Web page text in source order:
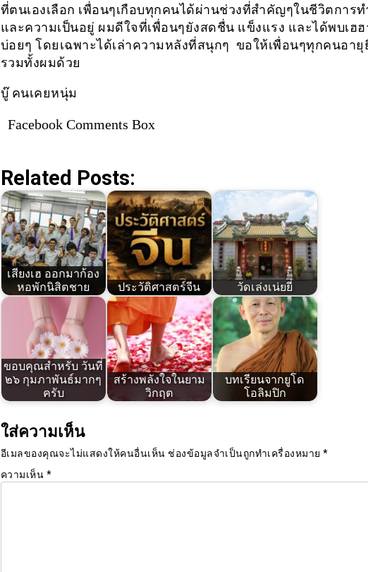
ที่ตนเองเลือก เพื่อนๆเกือบทุกคนได้ผ่านช่วงที่สำคัญๆในชีวิตการท
และความเป็นอยู่ ผมดีใจที่เพื่อนๆยังสดชื่น แข็งแรง และได้พบเฮ
บ่อยๆ โดยเฉพาะได้เล่าความหลังที่สนุกๆ ขอให้เพื่อนๆทุกคนอายุ
รวมทั้งผมด้วย
บู๊ คนเคยหนุ่ม
Facebook Comments Box
Related Posts:
เสียงเฮ ออกมาก้อง
หอพักนิสิตชาย
ประวัติศาสตร์จีน วัดเล่งเน่ยยี่
ขอบคุณสำหรับ วันที่
๒๖ กุมภาพันธ์มากๆ
ครับ
สร้างพลังใจในยาม
วิกฤต
บทเรียนจากยูโด
โอลิมปิก
ใส่ความเห็น
อีเมลของคุณจะไม่แสดงให้คนอื่นเห็น ช่องข้อมูลจำเป็นถูกทำเครื่องหมาย *
ความเห็น *